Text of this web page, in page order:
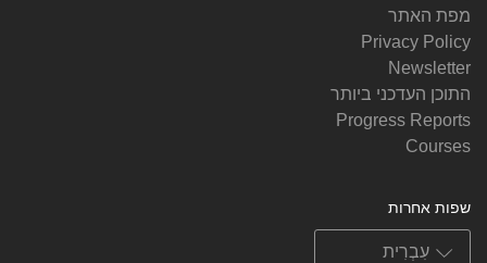
מפת האתר
Privacy Policy
Newsletter
התוכן העדכני ביותר
Progress Reports
Courses
שפות אחרות